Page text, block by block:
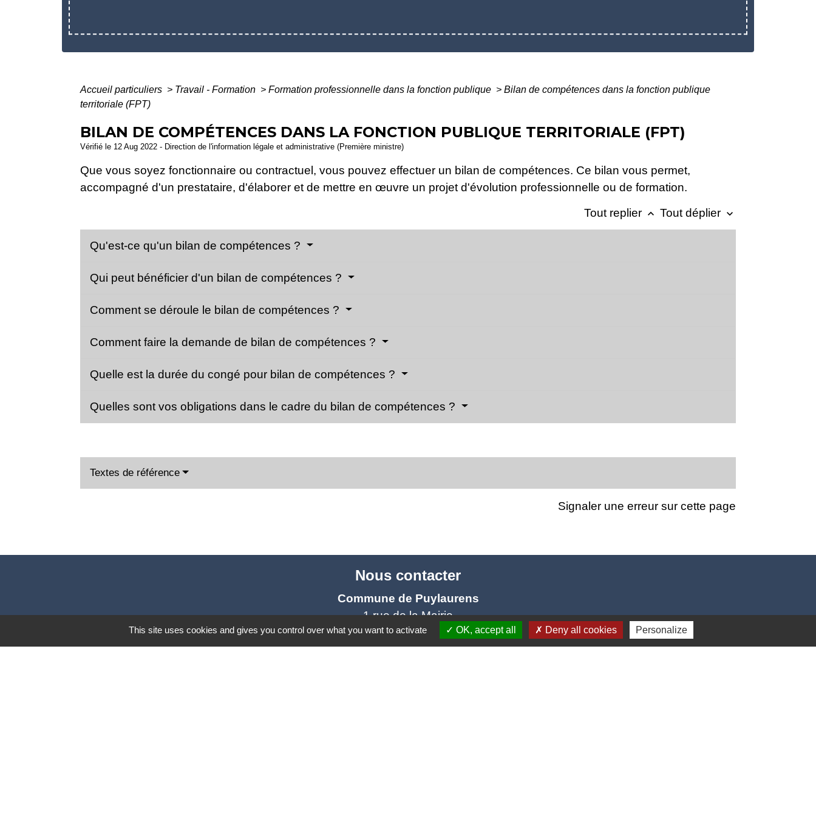
Accueil particuliers > Travail - Formation > Formation professionnelle dans la fonction publique > Bilan de compétences dans la fonction publique
territoriale (FPT)
BILAN DE COMPÉTENCES DANS LA FONCTION PUBLIQUE TERRITORIALE (FPT)
Vérifié le 12 Aug 2022 - Direction de l'information légale et administrative (Première ministre)
Que vous soyez fonctionnaire ou contractuel, vous pouvez effectuer un bilan de compétences. Ce bilan vous permet,
accompagné d'un prestataire, d'élaborer et de mettre en œuvre un projet d'évolution professionnelle ou de formation.
Tout replier keyboard_arrow_up Tout déplier keyboard_arrow_down
Qu'est-ce qu'un bilan de compétences ?
Qui peut bénéficier d'un bilan de compétences ?
Comment se déroule le bilan de compétences ?
Comment faire la demande de bilan de compétences ?
Quelle est la durée du congé pour bilan de compétences ?
Quelles sont vos obligations dans le cadre du bilan de compétences ?
Textes de référence
Signaler une erreur sur cette page
Nous contacter
Commune de Puylaurens
1 rue de la Mairie
81700 Puylaurens - FRANCE
+33 5 63 75 00 18
This site uses cookies and gives you control over what you want to activate OK, accept all Deny all cookies Personalize